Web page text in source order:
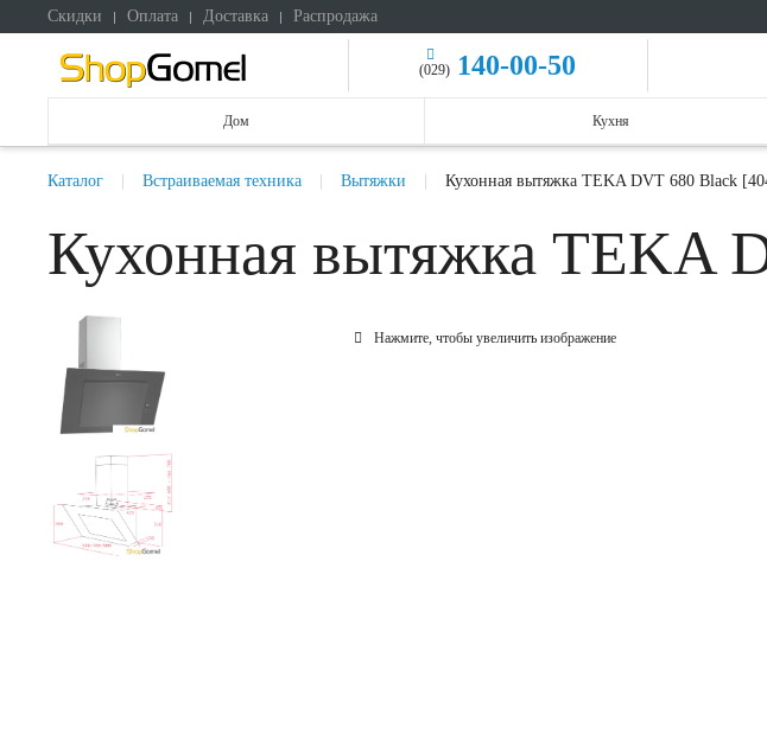
Скидки Оплата Доставка Распродажа
(029) 140-00-50
Дом Кухня
Каталог Встраиваемая техника Вытяжки Кухонная вытяжка TEKA DVT 680 Black
Кухонная вытяжка TEKA
Нажмите, чтобы увеличить изображение